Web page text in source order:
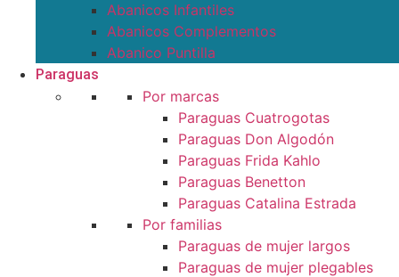
Abanicos Infantiles
Abanicos Complementos
Abanico Puntilla
Paraguas
Por marcas
Paraguas Cuatrogotas
Paraguas Don Algodón
Paraguas Frida Kahlo
Paraguas Benetton
Paraguas Catalina Estrada
Por familias
Paraguas de mujer largos
Paraguas de mujer plegables